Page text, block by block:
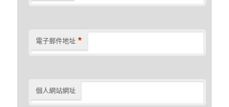
電子郵件地址 *
個人網站網址